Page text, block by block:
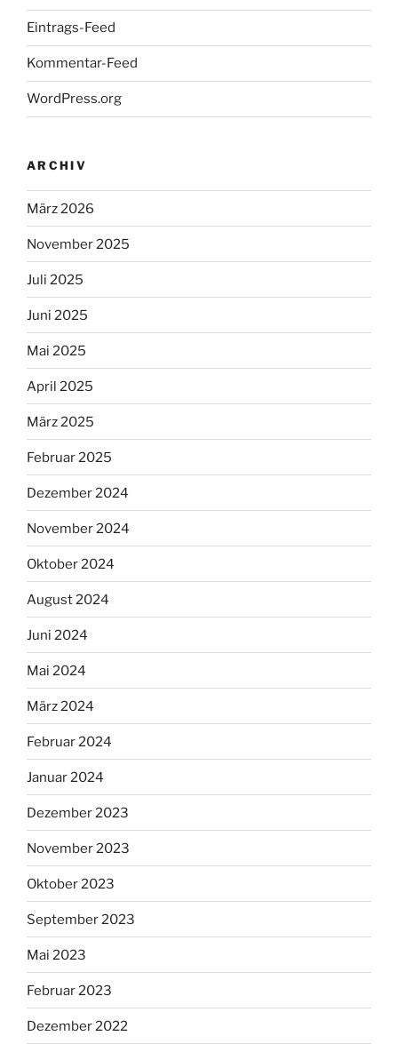
Eintrags-Feed
Kommentar-Feed
WordPress.org
ARCHIV
März 2026
November 2025
Juli 2025
Juni 2025
Mai 2025
April 2025
März 2025
Februar 2025
Dezember 2024
November 2024
Oktober 2024
August 2024
Juni 2024
Mai 2024
März 2024
Februar 2024
Januar 2024
Dezember 2023
November 2023
Oktober 2023
September 2023
Mai 2023
Februar 2023
Dezember 2022